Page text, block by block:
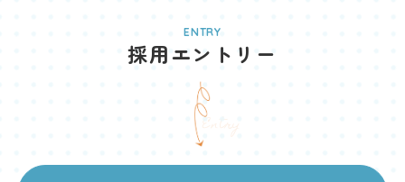
ENTRY
採用エントリー
Entry